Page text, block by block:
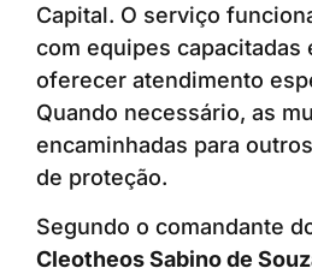
Capital. O serviço
com equipes capacitadas
oferecer atendimento
Quando necessário, as
encaminhadas para
de proteção.
Segundo o comandante
Cleotheos Sabino de